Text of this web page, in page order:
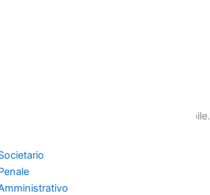
continua evoluzione, TeamWorks si
e la dedizione dei suoi professionisti.
team, presente
specifica e esperienza pluriennale,
su misura e un supporto ineguagliabile.
Stefania Fiertler